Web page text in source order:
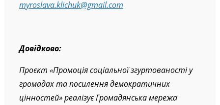
myroslava.klichuk@gmail.com
Довідково:
Проєкт «Промоція соціальної згуртованості у
громадах та посилення демократичних
цінностей» реалізує Громадянська мережа